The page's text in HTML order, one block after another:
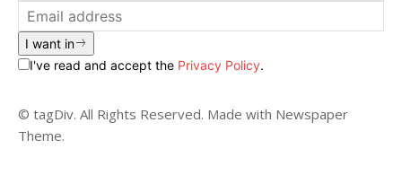
I want in
I've read and accept the Privacy Policy.
© tagDiv. All Rights Reserved. Made with Newspaper
Theme.